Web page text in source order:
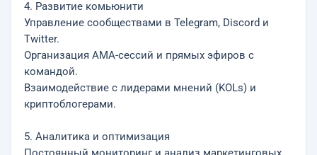
4. Развитие комьюнити
Управление сообществами в Telegram, Discord и
Twitter.
Организация AMA-сессий и прямых эфиров с
командой.
Взаимодействие с лидерами мнений (KOLs) и
криптоблогерами.
5. Аналитика и оптимизация